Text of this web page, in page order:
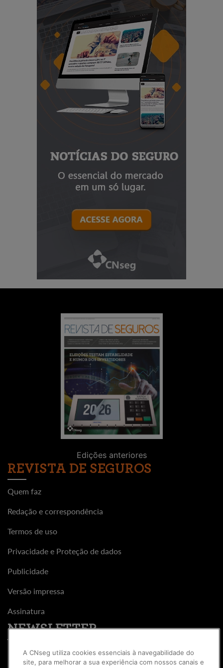
Edições anteriores
REVISTA DE SEGUROS
Quem faz
Redação e correspondência
Termos de uso
Privacidade e Proteção de dados
Publicidade
Versão impressa
Assinatura
NEWSLETTER
A CNseg utiliza cookies essenciais à navegabilidade do
site, para melhorar a sua experiência com nossos canais e